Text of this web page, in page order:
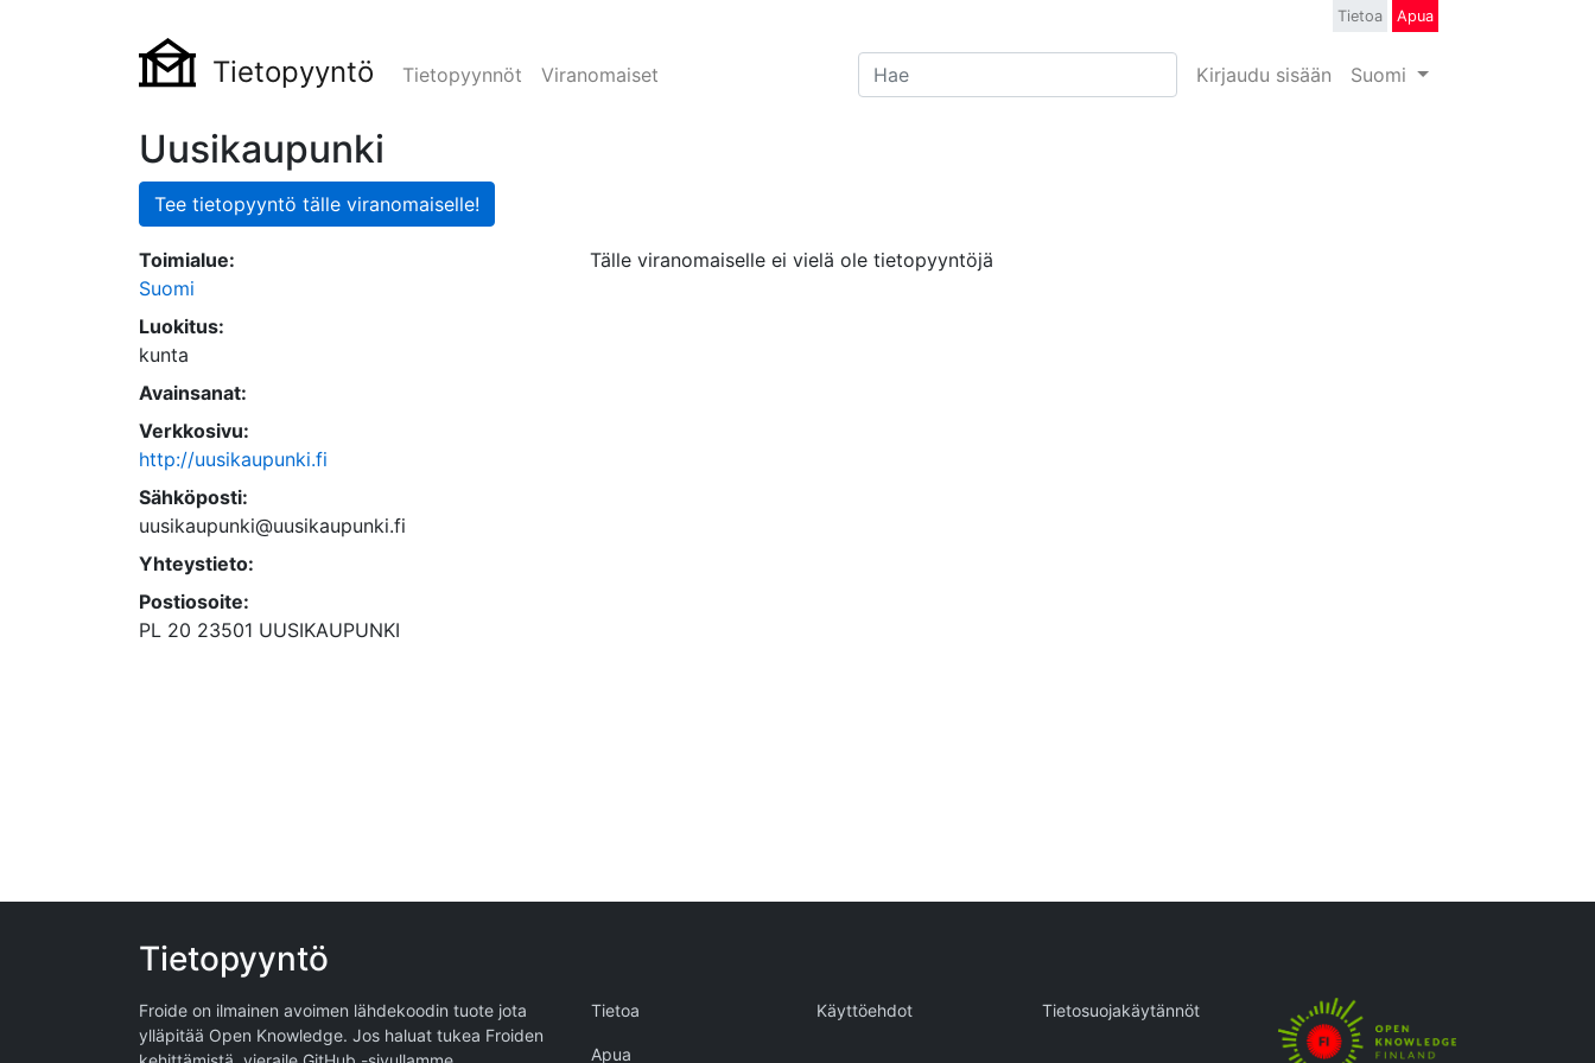
Tietopyyntö Tietopyynnöt Viranomaiset Kirjaudu sisään Suomi
Tietoa Apua
Uusikaupunki
Tee tietopyyntö tälle viranomaiselle!
Toimialue:
Suomi
Luokitus:
kunta
Avainsanat:
Verkkosivu:
http://uusikaupunki.fi
Sähköposti:
uusikaupunki@uusikaupunki.fi
Yhteystieto:
Postiosoite:
PL 20 23501 UUSIKAUPUNKI
Tälle viranomaiselle ei vielä ole tietopyyntöjä
Tietopyyntö
Froide on ilmainen avoimen lähdekoodin tuote jota
ylläpitää Open Knowledge. Jos haluat tukea Froiden
Tietoa Käyttöehdot Tietosuojakäytännöt
Apua